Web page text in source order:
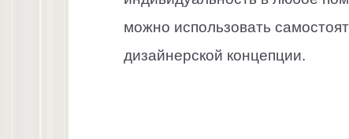
можно использовать
дизайнерской концепции.